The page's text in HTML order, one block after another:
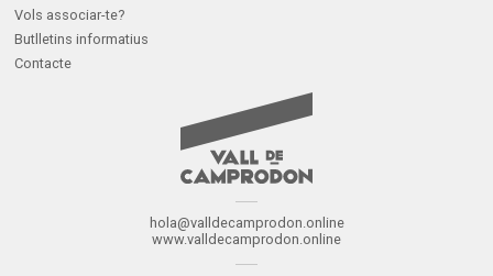
hola@valldecamprodon.online
www.valldecamprodon.online
Vols associar-te?
Butlletins informatius
Contacte